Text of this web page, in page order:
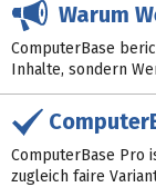
Warum
ComputerBase
Inhalte, sondern
ComputerBase Pro
zugleich faire